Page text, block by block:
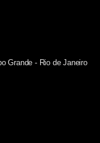
Grande - Rio de Janeiro